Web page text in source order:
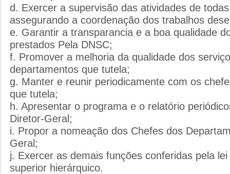
d. Exercer a supervisão das atividades de
assegurando a coordenação dos trabalhos
e. Garantir a transparancia e a boa qualidade
prestados Pela DNSC;
f. Promover a melhoria da qualidade dos
departamentos que tutela;
g. Manter e reunir periodicamente com os
que tutela;
h. Apresentar o programa e o relatório
Diretor-Geral;
i. Propor a nomeação dos Chefes dos
Geral;
j. Exercer as demais funções conferidas pela
superior hierárquico.